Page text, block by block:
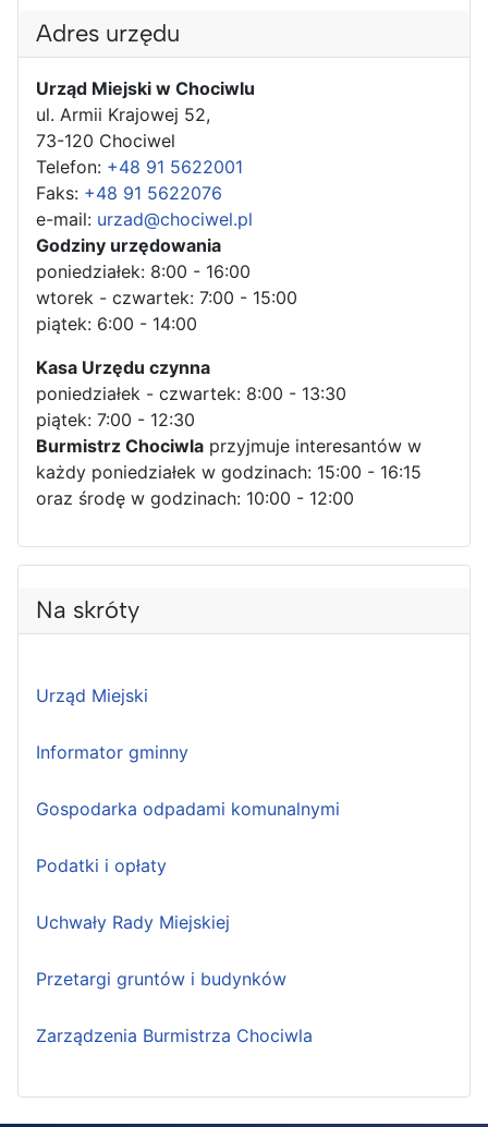
Adres urzędu
Urząd Miejski w Chociwlu
ul. Armii Krajowej 52,
73-120 Chociwel
Telefon: +48 91 5622001
Faks: +48 91 5622076
e-mail: urzad@chociwel.pl
Godziny urzędowania
poniedziałek: 8:00 - 16:00
wtorek - czwartek: 7:00 - 15:00
piątek: 6:00 - 14:00
Kasa Urzędu czynna
poniedziałek - czwartek: 8:00 - 13:30
piątek: 7:00 - 12:30
Burmistrz Chociwla przyjmuje interesantów w
każdy poniedziałek w godzinach: 15:00 - 16:15
oraz środę w godzinach: 10:00 - 12:00
Na skróty
Urząd Miejski
Informator gminny
Gospodarka odpadami komunalnymi
Podatki i opłaty
Uchwały Rady Miejskiej
Przetargi gruntów i budynków
Zarządzenia Burmistrza Chociwla